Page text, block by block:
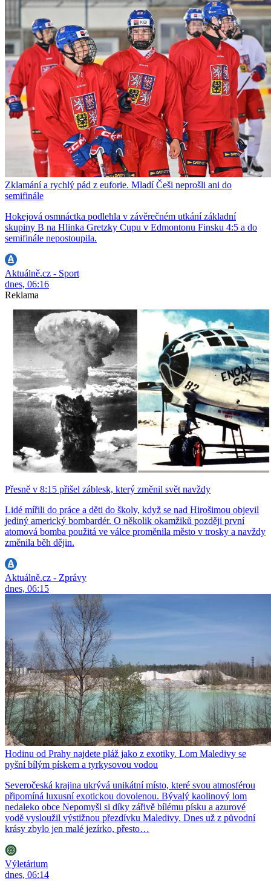
Zklamání a rychlý pád z euforie. Mladí Češi neprošli ani do
semifinále
Hokejová osmnáctka podlehla v závěrečném utkání základní
skupiny B na Hlinka Gretzky Cupu v Edmontonu Finsku 4:5 a do
semifinále nepostoupila.
Aktuálně.cz - Sport
dnes, 06:16
Reklama
Přesně v 8:15 přišel záblesk, který změnil svět navždy
Lidé mířili do práce a děti do školy, když se nad Hirošimou objevil
jediný americký bombardér. O několik okamžiků později první
atomová bomba použitá ve válce proměnila město v trosky a navždy
změnila běh dějin.
Aktuálně.cz - Zprávy
dnes, 06:15
Hodinu od Prahy najdete pláž jako z exotiky. Lom Maledivy se
pyšní bílým pískem a tyrkysovou vodou
Severočeská krajina ukrývá unikátní místo, které svou atmosférou
připomíná luxusní exotickou dovolenou. Bývalý kaolinový lom
nedaleko obce Nepomyšl si díky zářivě bílému písku a azurové
vodě vysloužil výstižnou přezdívku Maledivy. Dnes už z původní
krásy zbylo jen malé jezírko, přesto…
Výletárium
dnes, 06:14